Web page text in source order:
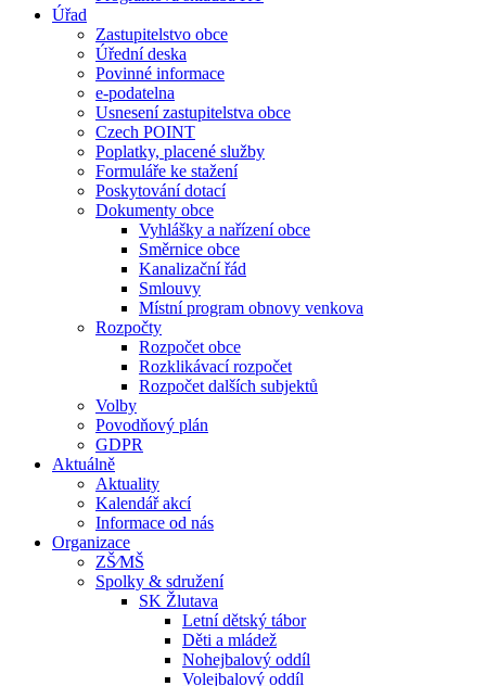
Úřad
Zastupitelstvo obce
Úřední deska
Povinné informace
e-podatelna
Usnesení zastupitelstva obce
Czech POINT
Poplatky, placené služby
Formuláře ke stažení
Poskytování dotací
Dokumenty obce
Vyhlášky a nařízení obce
Směrnice obce
Kanalizační řád
Smlouvy
Místní program obnovy venkova
Rozpočty
Rozpočet obce
Rozklikávací rozpočet
Rozpočet dalších subjektů
Volby
Povodňový plán
GDPR
Aktuálně
Aktuality
Kalendář akcí
Informace od nás
Organizace
ZŠ⁄MŠ
Spolky & sdružení
SK Žlutava
Letní dětský tábor
Děti a mládež
Nohejbalový oddíl
Volejbalový oddíl